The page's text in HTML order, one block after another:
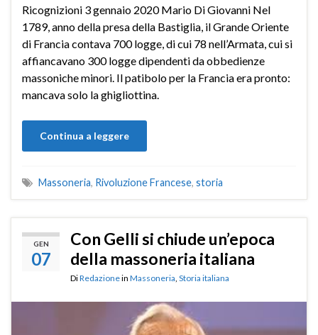
Ricognizioni 3 gennaio 2020 Mario Di Giovanni Nel
1789, anno della presa della Bastiglia, il Grande Oriente
di Francia contava 700 logge, di cui 78 nell’Armata, cui si
affiancavano 300 logge dipendenti da obbedienze
massoniche minori. Il patibolo per la Francia era pronto:
mancava solo la ghigliottina.
Continua a leggere
Massoneria, Rivoluzione Francese, storia
GEN
07
Con Gelli si chiude un’epoca
della massoneria italiana
DiRedazionein Massoneria, Storia italiana